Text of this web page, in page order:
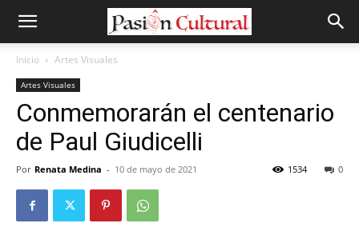
Inicio Artes Visuales
Artes Visuales
Conmemorarán el centenario
de Paul Giudicelli
Por Renata Medina - 10 de mayo de 2021 0
1534